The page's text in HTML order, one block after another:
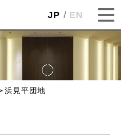
JP EN
浜見平団地